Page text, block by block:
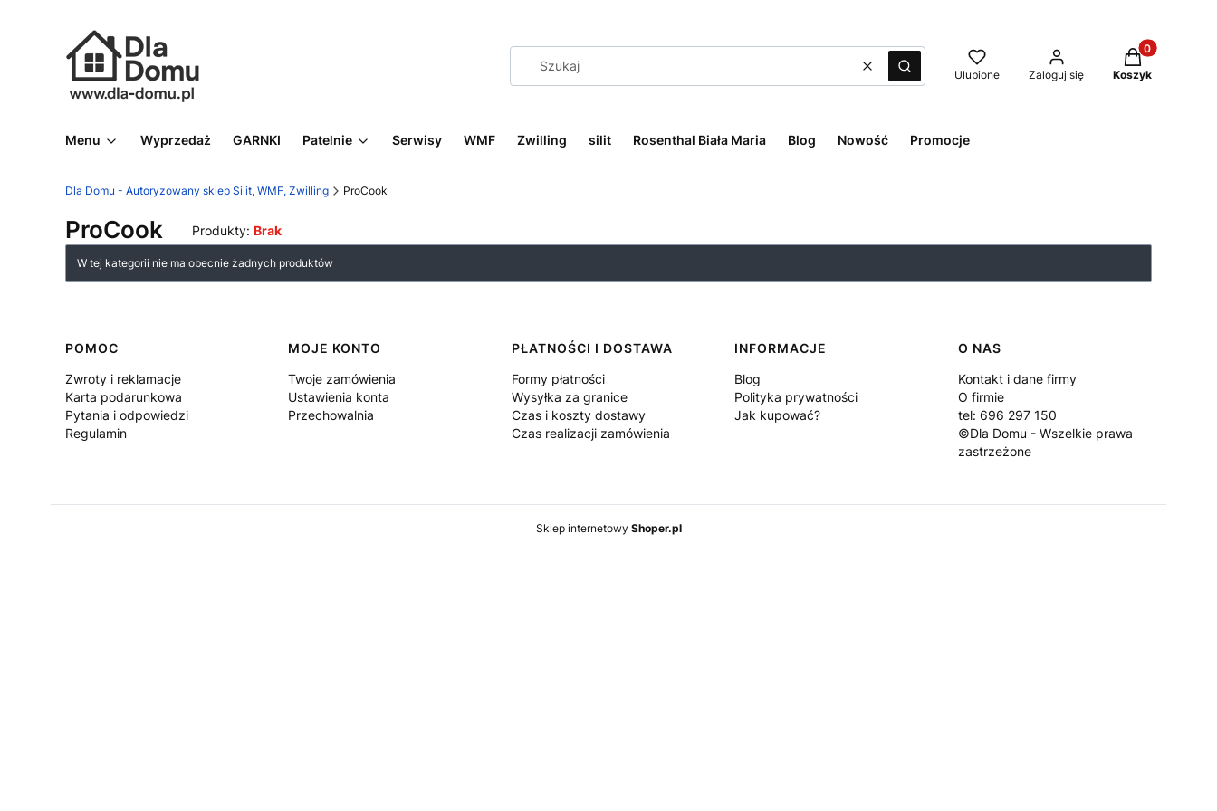
WyczyśćSzukaj Ulubione Zaloguj się
Produkty w
Koszyk
Menu Wyprzedaż GARNKI Patelnie Serwisy WMF Zwilling silit Rosenthal Biała Maria Blog Nowość Promocje
Dla Domu - Autoryzowany sklep Silit, WMF, Zwilling ProCook
ProCook Produkty: Brak
Lista produktów
W tej kategorii nie ma obecnie żadnych produktów
Linki w stopce
POMOC
Zwroty i reklamacje
Karta podarunkowa
Pytania i odpowiedzi
Regulamin
MOJE KONTO
Twoje zamówienia
Ustawienia konta
Przechowalnia
PŁATNOŚCI I DOSTAWA
Formy płatności
Wysyłka za granice
Czas i koszty dostawy
Czas realizacji zamówienia
INFORMACJE
Blog
Polityka prywatności
Jak kupować?
O NAS
Kontakt i dane firmy
O firmie
tel: 696 297 150
©Dla Domu - Wszelkie prawa
zastrzeżone
Sklep internetowy Shoper.pl